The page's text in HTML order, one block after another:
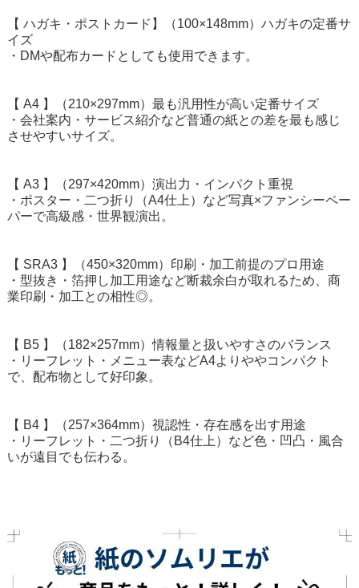
【 ハガキ・ポストカード】（100×148mm）ハガキの定番サ
イズ
・DMや配布カードとしても使用できます。
【 A4 】（210×297mm）最も汎用性が高い定番サイズ
・会社案内・サービス紹介など普通の紙との差を最も感じ
させやすいサイズ。
【 A3 】（297×420mm）演出力・インパクト重視
・ポスター・二つ折り（A4仕上）など写真×ファンシーペー
パーで高級感・世界観演出。
【 SRA3 】（450×320mm）印刷・加工前提のプロ用途
・型抜き・箔押し加工用途など断裁余白が取れるため、商
業印刷・加工との相性◎。
【 B5 】（182×257mm）情報量と扱いやすさのバランス
・リーフレット・メニュー表などA4よりややコンパクト
で、配布物として好印象。
【 B4 】（257×364mm）視認性・存在感を出す用途
・リーフレット・二つ折り（B4仕上）など色・凹凸・風合
いが遠目でも伝わる。